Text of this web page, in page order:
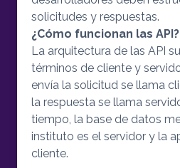
solicitudes y respuestas.
¿Cómo funcionan las API?
La arquitectura de las API
términos de cliente y
envía la solicitud se llama
la respuesta se llama
tiempo, la base de datos
instituto es el servidor y la
cliente.